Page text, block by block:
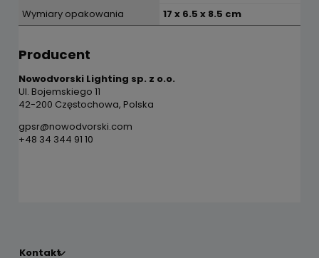
Wymiary opakowania
17 x 6.5 x 8.5 cm
Producent
Nowodvorski Lighting sp. z o.o.
Ul. Bojemskiego 11
42-200 Częstochowa, Polska
gpsr@nowodvorski.com
+48 34 344 91 10
Kontakt